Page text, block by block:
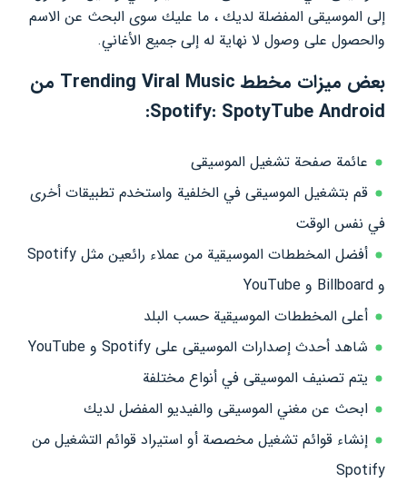
إلى الموسيقى المفضلة لديك ، ما عليك سوى البحث عن الاسم
والحصول على وصول لا نهاية له إلى جميع الأغاني.
بعض ميزات مخطط Trending Viral Music من
Spotify: SpotyTube Android:
عائمة صفحة تشغيل الموسيقى
قم بتشغيل الموسيقى في الخلفية واستخدم تطبيقات أخرى
في نفس الوقت
أفضل المخططات الموسيقية من عملاء رائعين مثل Spotify
و Billboard و YouTube
أعلى المخططات الموسيقية حسب البلد
شاهد أحدث إصدارات الموسيقى على Spotify و YouTube
يتم تصنيف الموسيقى في أنواع مختلفة
ابحث عن مغني الموسيقى والفيديو المفضل لديك
إنشاء قوائم تشغيل مخصصة أو استيراد قوائم التشغيل من
Spotify